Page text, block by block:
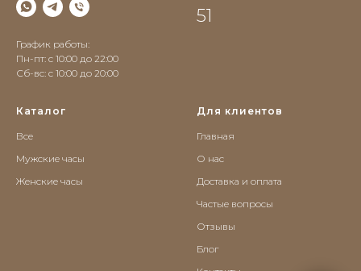
График работы:
Пн-пт: с 10:00 до 22:00
Сб-вс: c 10:00 до 20:00
51
Каталог
Все
Мужские часы
Женские часы
Для клиентов
Главная
О нас
Доставка и оплата
Частые вопросы
Отзывы
Блог